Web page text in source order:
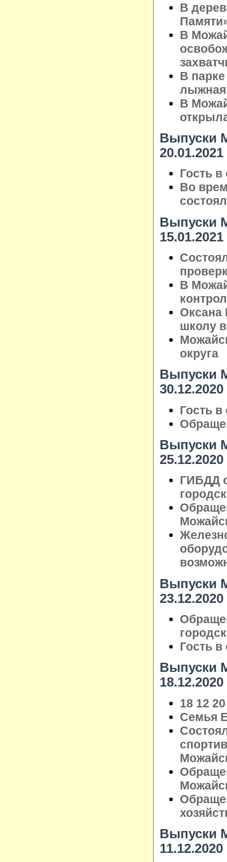
В
В
В
лыжная
В
Выпуски
20.01.2021
Гость
Во
Выпуски
15.01.2021
В
Оксана
школу
округа
Выпуски
30.12.2020
Гость
Выпуски
25.12.2020
ГИБДД
Выпуски
23.12.2020
Гость
Выпуски
18.12.2020
18 12
Семья
Выпуски
11.12.2020